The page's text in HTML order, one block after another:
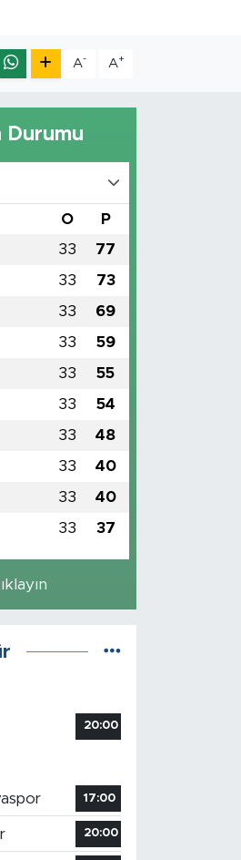
A- A+
Durumu
O P
33 77
33 73
33 69
33 59
33 55
33 54
33 48
33 40
33 40
33 37
20:00
17:00
20:00